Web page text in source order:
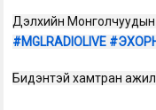
#MGLRADIOLIVE
Бидэнтэй хамтран